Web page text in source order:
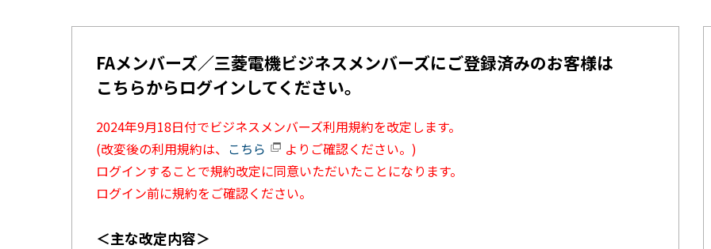
FAメンバーズ／三菱電機ビジネスメンバーズにご登録済みのお客様は
こちらからログインしてください。
2024年9月18日付でビジネスメンバーズ利用規約を改定します。
(改変後の利用規約は、 こちら
よりご確認ください。)
ログインすることで規約改定に同意いただいたことになります。
ログイン前に規約をご確認ください。
＜主な改定内容＞